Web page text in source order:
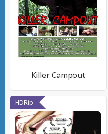
Killer Campout
HDRip